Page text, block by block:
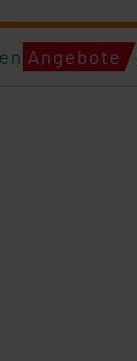
Angebote